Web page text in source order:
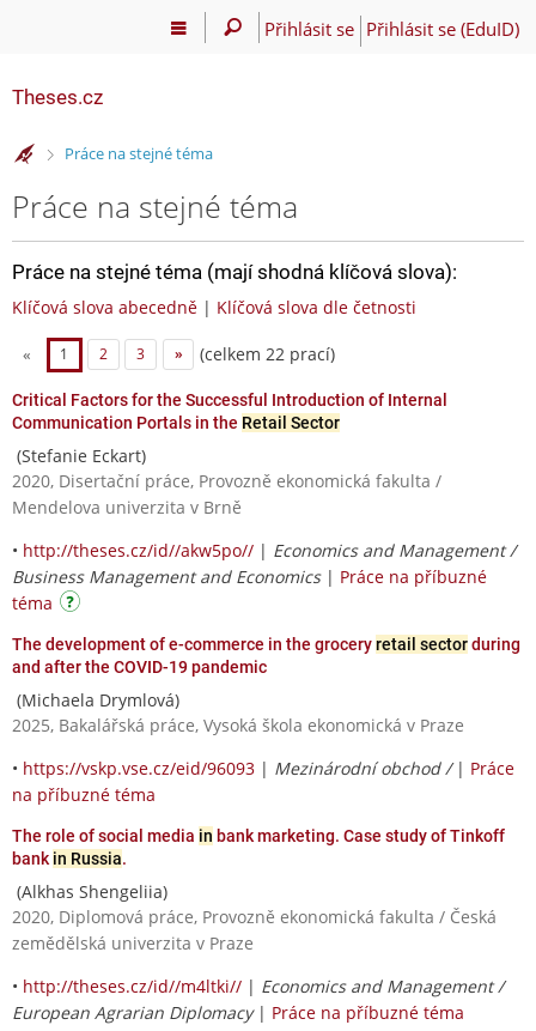
Přihlásit se Přihlásit se (EduID)
Theses.cz
>Práce na stejné téma
Práce na stejné téma
Práce na stejné téma (mají shodná klíčová slova):
Klíčová slova abecedně | Klíčová slova dle četnosti
« 1 2 3 » (celkem 22 prací)
Critical Factors for the Successful Introduction of Internal
Communication Portals in the Retail Sector
(Stefanie Eckart)
2020, Disertační práce, Provozně ekonomická fakulta /
Mendelova univerzita v Brně
• http://theses.cz/id//akw5po// | Economics and Management /
Business Management and Economics| Práce na příbuzné
téma
The development of e-commerce in the groceryretail sectorduring
and after the COVID-19 pandemic
(Michaela Drymlová)
2025, Bakalářská práce, Vysoká škola ekonomická v Praze
• https://vskp.vse.cz/eid/96093 | Mezinárodní obchod / | Práce
na příbuzné téma
The role of social media in bank marketing. Case study of Tinkoff
bank in Russia.
(Alkhas Shengeliia)
2020, Diplomová práce, Provozně ekonomická fakulta / Česká
zemědělská univerzita v Praze
• http://theses.cz/id//m4ltki// | Economics and Management /
European Agrarian Diplomacy| Práce na příbuzné téma